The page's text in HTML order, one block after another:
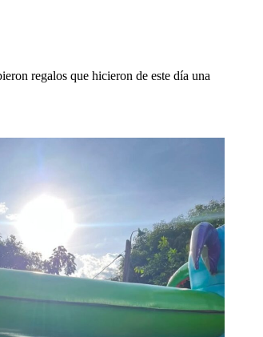
regalos que hicieron de este día una